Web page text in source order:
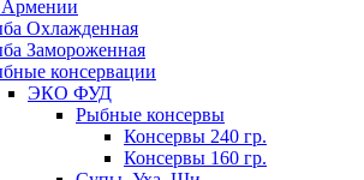
Охлажденная
Замороженная
консервации
ЭКО ФУД
Рыбные консервы
Консервы 240 гр.
Консервы 160 гр.